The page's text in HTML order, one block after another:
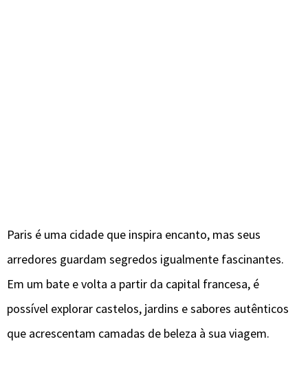
Paris é uma cidade que inspira encanto, mas seus
arredores guardam segredos igualmente fascinantes.
Em um bate e volta a partir da capital francesa, é
possível explorar castelos, jardins e sabores autênticos
que acrescentam camadas de beleza à sua viagem.